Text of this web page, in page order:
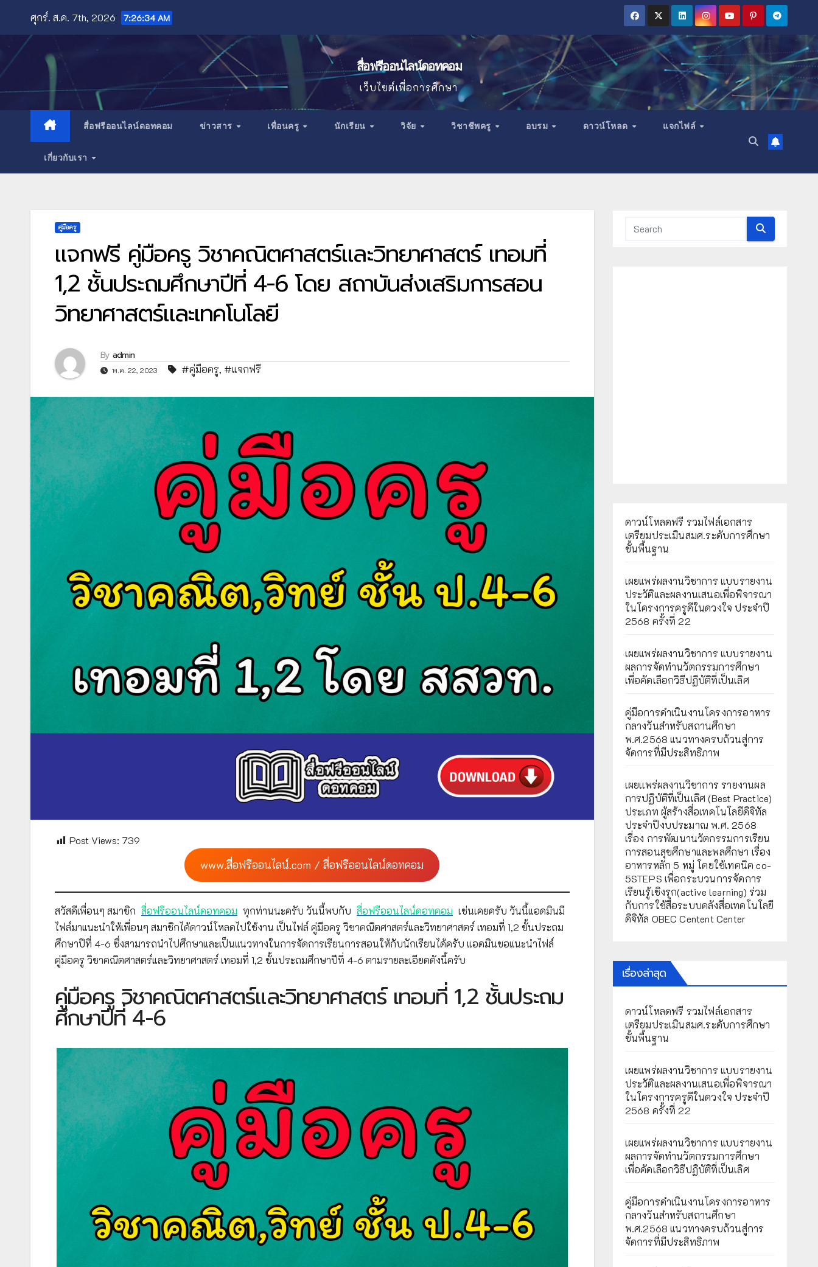
content
ศุกร์. ส.ค. 7th, 2026 7:26:37 AM
สื่อฟรีออนไลน์ดอทคอม
เว็บไซต์เพื่อการศึกษา
สื่อฟรีออนไลน์ดอทคอม ข่าวสาร เพื่อนครู นักเรียน วิจัย วิชาชีพครู อบรม ดาวน์โหลด แจกไฟล์
เกี่ยวกับเรา
คู่มือครู
แจกฟรี คู่มือครู วิชาคณิตศาสตร์และวิทยาศาสตร์ เทอมที่
1,2 ชั้นประถมศึกษาปีที่ 4-6 โดย สถาบันส่งเสริมการสอน
วิทยาศาสตร์และเทคโนโลยี
By admin
พ.ค. 22, 2023 #คู่มือครู, #แจกฟรี
Post Views: 739
www.สื่อฟรีออนไลน์.com / สื่อฟรีออนไลน์ดอทคอม
สวัสดีเพื่อนๆ สมาชิก สื่อฟรีออนไลน์ดอทคอม ทุกท่านนะครับ วันนี้พบกับ สื่อฟรีออนไลน์ดอทคอม เช่นเคยครับ วันนี้แอดมินมี
ไฟล์มาแนะนำให้เพื่อนๆ สมาชิกได้ดาวน์โหลดไปใช้งาน เป็นไฟล์ คู่มือครู วิชาคณิตศาสตร์และวิทยาศาสตร์ เทอมที่ 1,2 ชั้นประถม
ศึกษาปีที่ 4-6 ซึ่งสามารถนำไปศึกษาและเป็นแนวทางในการจัดการเรียนการสอนให้กับนักเรียนได้ครับ แอดมินขอแนะนำไฟล์
คู่มือครู วิชาคณิตศาสตร์และวิทยาศาสตร์ เทอมที่ 1,2 ชั้นประถมศึกษาปีที่ 4-6 ตามรายละเอียดดังนี้ครับ
คู่มือครู วิชาคณิตศาสตร์และวิทยาศาสตร์ เทอมที่ 1,2 ชั้นประถม
ศึกษาปีที่ 4-6
ดาวน์โหลดฟรี รวมไฟล์เอกสาร
เตรียมประเมินสมศ.ระดับการศึกษา
ขั้นพื้นฐาน
เผยแพร่ผลงานวิชาการ แบบรายงาน
ประวัติและผลงานเสนอเพื่อพิจารณา
ในโครงการครูดีในดวงใจ ประจำปี
2568 ครั้งที่ 22
เผยแพร่ผลงานวิชาการ แบบรายงาน
ผลการจัดทำนวัตกรรมการศึกษา
เพื่อคัดเลือกวิธีปฏิบัติที่เป็นเลิศ
คู่มือการดำเนินงานโครงการอาหาร
กลางวันสำหรับสถานศึกษา
พ.ศ.2568 แนวทางครบถ้วนสู่การ
จัดการที่มีประสิทธิภาพ
เผยเเพร่ผลงานวิชาการ รายงานผล
การปฏิบัติที่เป็นเลิศ (Best Practice)
ประเภท ผู้สร้างสื่อเทคโนโลยีดิจิทัล
ประจำปีงบประมาณ พ.ศ. 2568
เรื่อง การพัฒนานวัตกรรมการเรียน
การสอนสุขศึกษาและพลศึกษา เรื่อง
อาหารหลัก 5 หมู่ โดยใช้เทคนิค co-
5STEPS เพื่อกระบวนการจัดการ
เรียนรู้เชิงรุก(active learning) ร่วม
กับการใช้สื่อระบบคลังสื่อเทคโนโลยี
ดิจิทัล OBEC Centent Center
เรื่องล่าสุด
ดาวน์โหลดฟรี รวมไฟล์เอกสาร
เตรียมประเมินสมศ.ระดับการศึกษา
ขั้นพื้นฐาน
เผยแพร่ผลงานวิชาการ แบบรายงาน
ประวัติและผลงานเสนอเพื่อพิจารณา
ในโครงการครูดีในดวงใจ ประจำปี
2568 ครั้งที่ 22
เผยแพร่ผลงานวิชาการ แบบรายงาน
ผลการจัดทำนวัตกรรมการศึกษา
เพื่อคัดเลือกวิธีปฏิบัติที่เป็นเลิศ
คู่มือการดำเนินงานโครงการอาหาร
กลางวันสำหรับสถานศึกษา
พ.ศ.2568 แนวทางครบถ้วนสู่การ
จัดการที่มีประสิทธิภาพ